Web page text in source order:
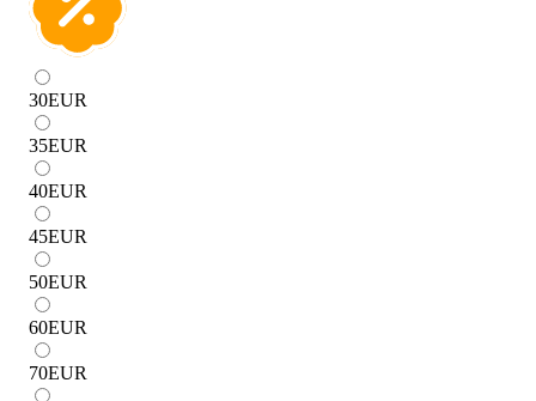
30EUR
35EUR
40EUR
45EUR
50EUR
60EUR
70EUR